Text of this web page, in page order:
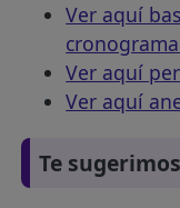
Ver aquí
Ver aquí
Ver aquí
Te